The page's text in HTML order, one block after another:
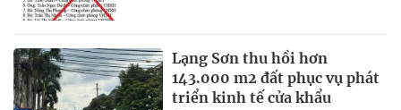
Lạng Sơn thu hồi hơn
143.000 m2 đất phục vụ phát
triển kinh tế cửa khẩu